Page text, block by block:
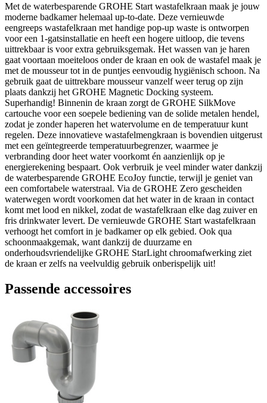
Met de waterbesparende GROHE Start wastafelkraan maak je jouw
moderne badkamer helemaal up-to-date. Deze vernieuwde
eengreeps wastafelkraan met handige pop-up waste is ontworpen
voor een 1-gatsinstallatie en heeft een hogere uitloop, die tevens
uittrekbaar is voor extra gebruiksgemak. Het wassen van je haren
gaat voortaan moeiteloos onder de kraan en ook de wastafel maak je
met de mousseur tot in de puntjes eenvoudig hygiënisch schoon. Na
gebruik gaat de uittrekbare mousseur vanzelf weer terug op zijn
plaats dankzij het GROHE Magnetic Docking systeem.
Superhandig! Binnenin de kraan zorgt de GROHE SilkMove
cartouche voor een soepele bediening van de solide metalen hendel,
zodat je zonder haperen het watervolume en de temperatuur kunt
regelen. Deze innovatieve wastafelmengkraan is bovendien uitgerust
met een geïntegreerde temperatuurbegrenzer, waarmee je
verbranding door heet water voorkomt én aanzienlijk op je
energierekening bespaart. Ook verbruik je veel minder water dankzij
de waterbesparende GROHE EcoJoy functie, terwijl je geniet van
een comfortabele waterstraal. Via de GROHE Zero gescheiden
waterwegen wordt voorkomen dat het water in de kraan in contact
komt met lood en nikkel, zodat de wastafelkraan elke dag zuiver en
fris drinkwater levert. De vernieuwde GROHE Start wastafelkraan
verhoogt het comfort in je badkamer op elk gebied. Ook qua
schoonmaakgemak, want dankzij de duurzame en
onderhoudsvriendelijke GROHE StarLight chroomafwerking ziet
de kraan er zelfs na veelvuldig gebruik onberispelijk uit!
Passende accessoires